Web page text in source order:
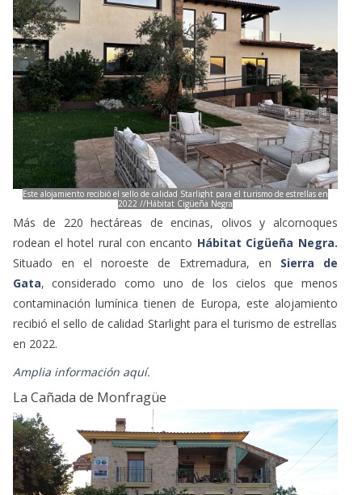
Este alojamiento recibió el sello de calidad Starlight para el turismo de estrellas en
2022 //Hábitat Cigüeña Negra
Más de 220 hectáreas de encinas, olivos y alcornoques
rodean el hotel rural con encanto Hábitat Cigüeña Negra.
Situado en el noroeste de Extremadura, en Sierra de
Gata, considerado como uno de los cielos que menos
contaminación lumínica tienen de Europa, este alojamiento
recibió el sello de calidad Starlight para el turismo de estrellas
en 2022.
Amplia información aquí.
La Cañada de Monfragüe